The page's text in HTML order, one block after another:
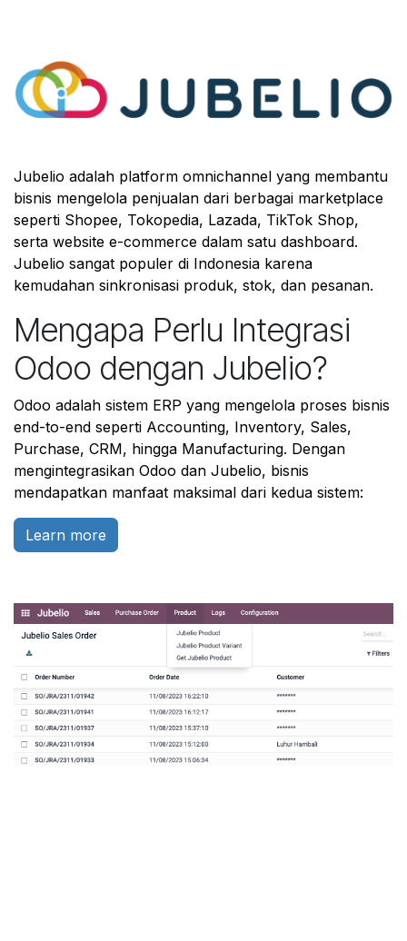
Jubelio adalah platform omnichannel yang membantu
bisnis mengelola penjualan dari berbagai marketplace
seperti Shopee, Tokopedia, Lazada, TikTok Shop,
serta website e-commerce dalam satu dashboard.
Jubelio sangat populer di Indonesia karena
kemudahan sinkronisasi produk, stok, dan pesanan.
Mengapa Perlu Integrasi
Odoo dengan Jubelio?
Odoo adalah sistem ERP yang mengelola proses bisnis
end-to-end seperti Accounting, Inventory, Sales,
Purchase, CRM, hingga Manufacturing. Dengan
mengintegrasikan Odoo dan Jubelio, bisnis
mendapatkan manfaat maksimal dari kedua sistem:
Learn more